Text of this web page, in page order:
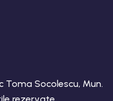
Toma Socolescu, Mun.